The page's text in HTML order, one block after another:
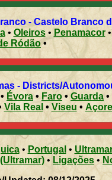
- Castelo Branco
• Oleiros• Penamacor•
Ródão •
Autónomas - Districts/
• Évora•Faro • Guarda •
Vila Real • Viseu •
• Portugal •
• Ligações •